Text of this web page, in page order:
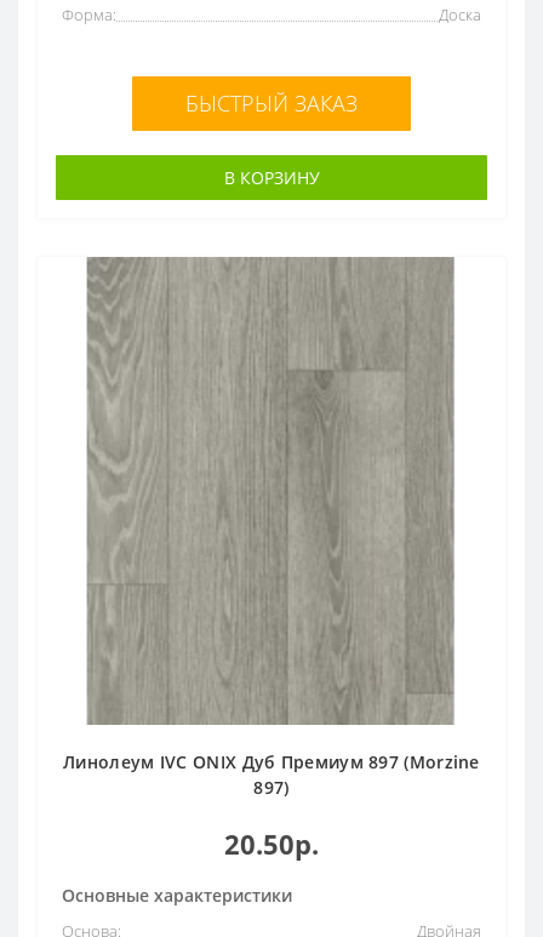
Форма:
Доска
БЫСТРЫЙ ЗАКАЗ
В КОРЗИНУ
Линолеум IVC ONIX Дуб Премиум 897 (Morzine
897)
20.50р.
Основные характеристики
Основа: Двойная